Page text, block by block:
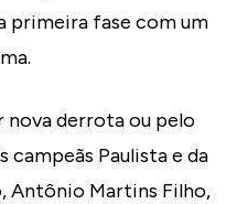
primeira fase com um
nova derrota ou pelo
campeãs Paulista e da
Antônio Martins Filho,